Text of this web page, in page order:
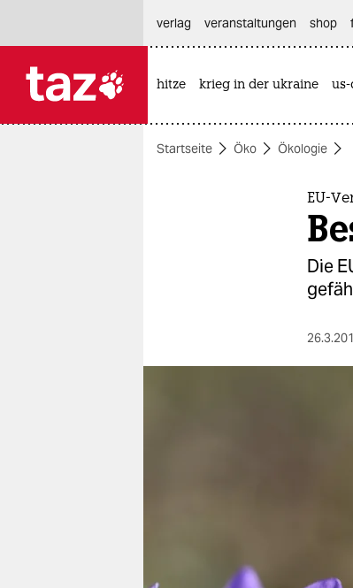
themen
verlag
veranstaltungen shop
hitze krieg in der ukraine
Startseite Öko Ökologie
EU-
Die